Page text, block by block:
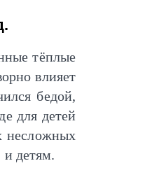
тёплые
влияет
бедой,
для детей
несложных
детям.